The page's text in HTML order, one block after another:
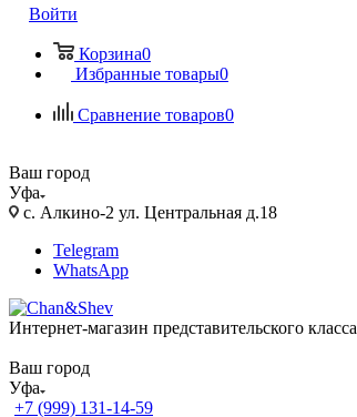
Войти
Корзина0
Избранные товары0
Сравнение товаров0
Ваш город
Уфа
с. Алкино-2 ул. Центральная д.18
Telegram
WhatsApp
Интернет-магазин представительского класса
Ваш город
Уфа
+7 (999) 131-14-59